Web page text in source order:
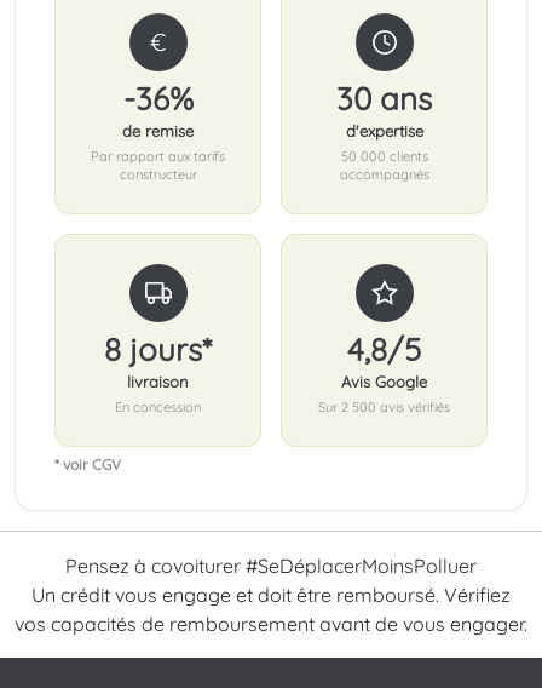
€
-36%
de remise
Par rapport aux tarifs
constructeur
30 ans
d'expertise
50 000 clients
accompagnés
8 jours*
livraison
En concession
4,8/5
Avis Google
Sur 2 500 avis vérifiés
* voir CGV
Pensez à covoiturer #SeDéplacerMoinsPolluer
Un crédit vous engage et doit être remboursé. Vérifiez
vos capacités de remboursement avant de vous engager.